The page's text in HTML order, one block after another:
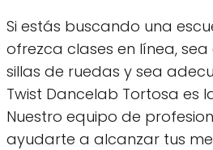
Si estás buscando una
ofrezca clases en línea,
sillas de ruedas y sea
Twist Dancelab Tortosa es
Nuestro equipo de
ayudarte a alcanzar tus